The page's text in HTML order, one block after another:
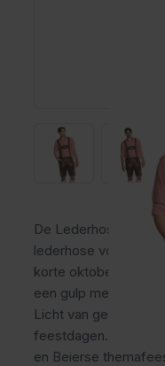
De Lederhose
lederhose voor
korte oktoberfest
een gulp met
Licht van gewicht,
feestdagen. Perfect
en Beierse